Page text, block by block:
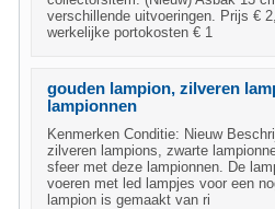
verschillende uitvoeringen. Prijs €
werkelijke portokosten € 1
gouden lampion, zilveren
lampionnen
Kenmerken Conditie: Nieuw
zilveren lampions, zwarte
sfeer met deze lampionnen. De
voeren met led lampjes voor een
lampion is gemaakt van ri